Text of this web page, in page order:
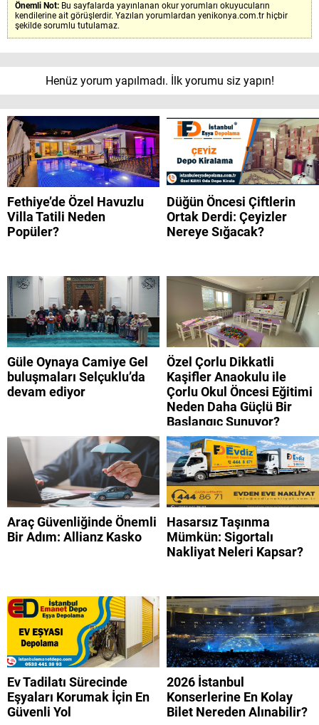
Önemli Not: Bu sayfalarda yayınlanan okur yorumları okuyucuların
kendilerine ait görüşlerdir. Yazılan yorumlardan yenikonya.com.tr hiçbir
şekilde sorumlu tutulamaz.
Henüz yorum yapılmadı. İlk yorumu siz yapın!
Fethiye’de Özel Havuzlu
Villa Tatili Neden
Popüler?
Düğün Öncesi Çiftlerin
Ortak Derdi: Çeyizler
Nereye Sığacak?
Güle Oynaya Camiye Gel
buluşmaları Selçuklu’da
devam ediyor
Özel Çorlu Dikkatli
Kaşifler Anaokulu ile
Çorlu Okul Öncesi Eğitimi
Neden Daha Güçlü Bir
Başlangıç Sunuyor?
Araç Güvenliğinde Önemli
Bir Adım: Allianz Kasko
Hasarsız Taşınma
Mümkün: Sigortalı
Nakliyat Neleri Kapsar?
Ev Tadilatı Sürecinde
Eşyaları Korumak İçin En
Güvenli Yol
2026 İstanbul
Konserlerine En Kolay
Bilet Nereden Alınabilir?